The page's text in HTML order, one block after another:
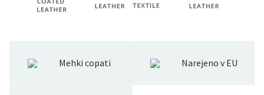
Mehki copati Narejeno v EU